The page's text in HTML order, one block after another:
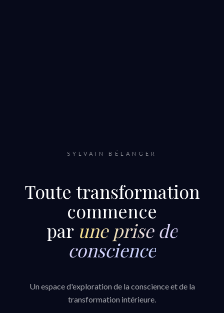
SYLVAIN BÉLANGER
Toute transformation
commence
par une prise de
conscience
Un espace d'exploration de la conscience et de la
transformation intérieure.